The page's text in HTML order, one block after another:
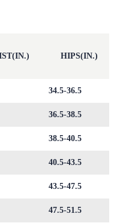
HIPS(IN.)
34.5-36.5
36.5-38.5
38.5-40.5
40.5-43.5
43.5-47.5
47.5-51.5